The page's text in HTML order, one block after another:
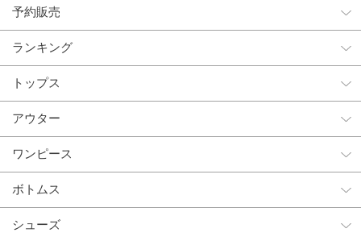
予約販売
ランキング
トップス
アウター
ワンピース
ボトムス
シューズ